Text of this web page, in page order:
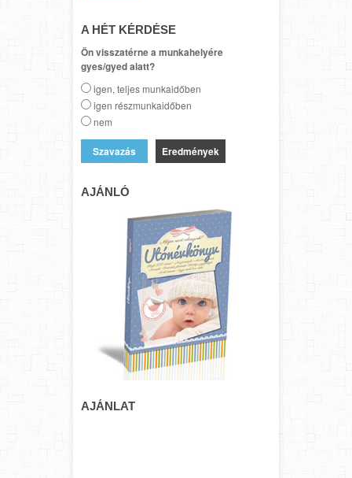
A HÉT KÉRDÉSE
Ön visszatérne a munkahelyére
gyes/gyed alatt?
igen, teljes munkaidőben
igen részmunkaidőben
nem
Eredmények
AJÁNLÓ
AJÁNLAT